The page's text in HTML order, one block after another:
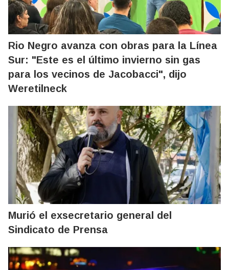
Rio Negro avanza con obras para la Línea
Sur: "Este es el último invierno sin gas
para los vecinos de Jacobacci", dijo
Weretilneck
Murió el exsecretario general del
Sindicato de Prensa